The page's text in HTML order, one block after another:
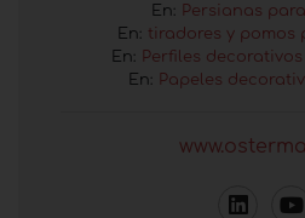
En: Persianas
En: tiradores y pomos
En: Perfiles
En: Papeles